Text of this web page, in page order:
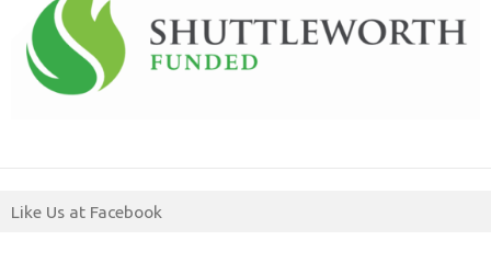
Like Us at Facebook